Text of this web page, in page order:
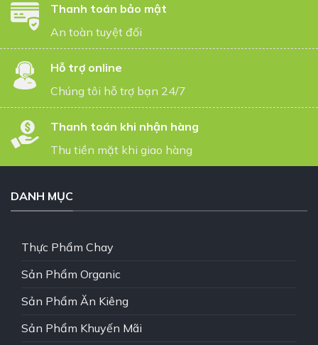
Thanh toán bảo mật
An toàn tuyệt đối
Hỗ trợ online
Chúng tôi hỗ trợ bạn 24/7
Thanh toán khi nhận hàng
Thu tiền mặt khi giao hàng
DANH MỤC
Thực Phẩm Chay
Sản Phẩm Organic
Sản Phẩm Ăn Kiêng
Sản Phẩm Khuyến Mãi